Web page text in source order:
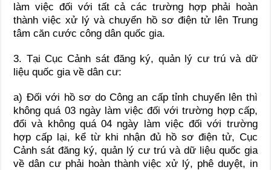
làm việc đối với tất cả các trường hợp phải hoàn
thành việc xử lý và chuyển hồ sơ điện tử lên Trung
tâm căn cước công dân quốc gia.
3. Tại Cục Cảnh sát đăng ký, quản lý cư trú và dữ
liệu quốc gia về dân cư:
a) Đối với hồ sơ do Công an cấp tỉnh chuyển lên thì
không quá 03 ngày làm việc đối với trường hợp cấp,
đổi và không quá 04 ngày làm việc đối với trường
hợp cấp lại, kể từ khi nhận đủ hồ sơ điện tử, Cục
Cảnh sát đăng ký, quản lý cư trú và dữ liệu quốc gia
về dân cư phải hoàn thành việc xử lý, phê duyệt, in